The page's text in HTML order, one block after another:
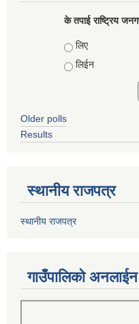
के तपाई राष्ट्रिय
Choices
लिए
लिईन
Older polls
Results
स्थानीय राजपत्र
स्थानीय राजपत्र
गाउँपालिको अनलाईन